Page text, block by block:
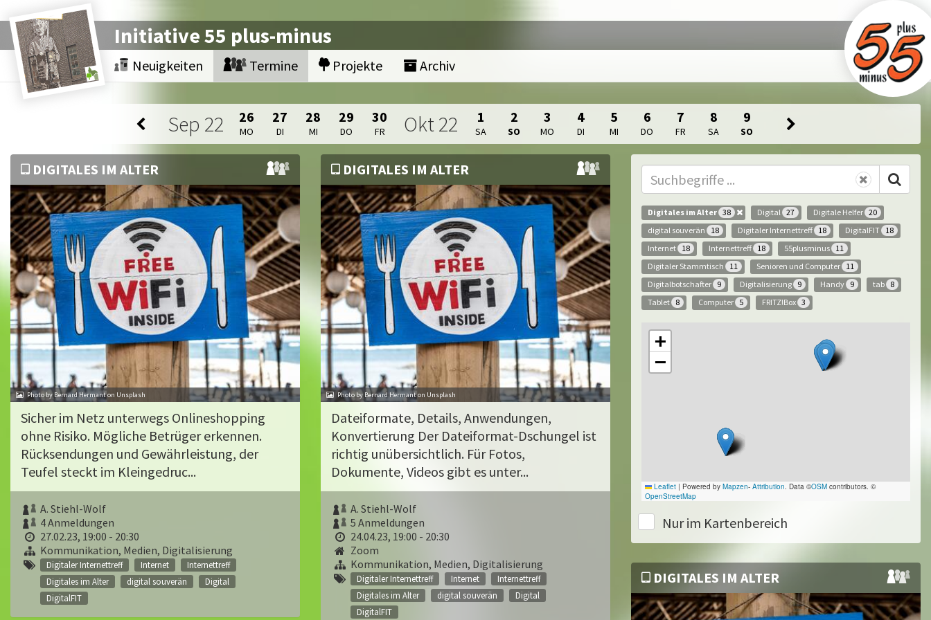
Initiative 55 plus-minus
Neuigkeiten Termine Projekte Archiv
Sep 22 26
MO
27
DI
28
MI
29
DO
30
FR Okt22 1
SA
2
SO
3
MO
4
DI
5
MI
6
DO
7
FR
8
SA
9
SO
Digitales im Alter 38 Digital 27 Digitale Helfer 20
digital souverän
18 Digitaler Internettreff 18 DigitalFIT 18
Internet 18 Internettreff 18 55plusminus 11
Digitaler Stammtisch
11 Senioren und Computer 11
Digitalbotschafter 9 Digitalisierung 9 Handy 9 tab 8
Tablet 8 Computer 5 FRITZ!Box 3
+
−
Leaflet | Powered by Mapzen- Attribution. Data ©OSM contributors. ©
OpenStreetMap
Nur im Kartenbereich
DIGITALES IM ALTER
Photo by Bernard Hermant on Unsplash
Sicher im Netz unterwegs Onlineshopping
ohne Risiko. Mögliche Betrüger erkennen.
Rücksendungen und Gewährleistung, der
Teufel steckt im Kleingedruc...
A. Stiehl-Wolf
4 Anmeldungen
27.02.23, 19:00 - 20:30
Kommunikation, Medien, Digitalisierung
Digitaler Internettreff Internet
Internettreff
Digitales im Alter
digital souverän
Digital
DigitalFIT
DIGITALES IM ALTER
Photo by Bernard Hermant on Unsplash
Dateiformate, Details, Anwendungen,
Konvertierung Der Dateiformat-Dschungel ist
richtig unübersichtlich. Für Fotos,
Dokumente, Videos gibt es unter...
A. Stiehl-Wolf
5 Anmeldungen
24.04.23, 19:00 - 20:30
Zoom
Kommunikation, Medien, Digitalisierung
Digitaler Internettreff Internet
Internettreff
Digitales im Alter
digital souverän
Digital
DigitalFIT
DIGITALES IM ALTER